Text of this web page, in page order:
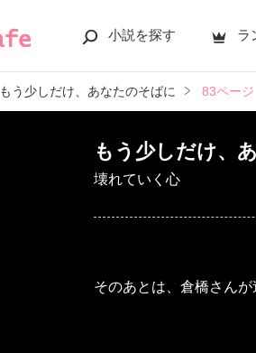
小説を探す ラ
もう少しだけ、あなたのそばに 83ページ
もう少しだけ、
壊れていく心
そのあとは、倉橋さん